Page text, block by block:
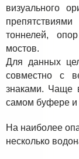
визуального
тоннелей,
мостов.
Для данных
совместно с
знаками. Чаще
самом буфере и
На наиболее
несколько